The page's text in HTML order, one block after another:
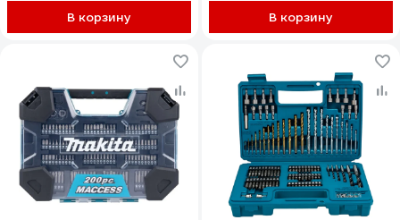
В корзину В корзину